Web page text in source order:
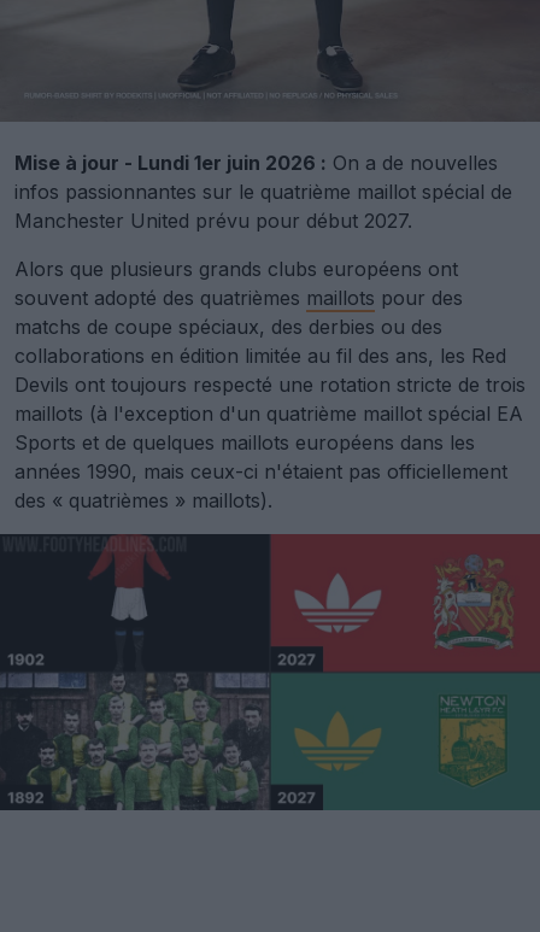
Mise à jour - Lundi 1er juin 2026 : On a de nouvelles
infos passionnantes sur le quatrième maillot spécial de
Manchester United prévu pour début 2027.
Alors que plusieurs grands clubs européens ont
souvent adopté des quatrièmes maillots pour des
matchs de coupe spéciaux, des derbies ou des
collaborations en édition limitée au fil des ans, les Red
Devils ont toujours respecté une rotation stricte de trois
maillots (à l'exception d'un quatrième maillot spécial EA
Sports et de quelques maillots européens dans les
années 1990, mais ceux-ci n'étaient pas officiellement
des « quatrièmes » maillots).